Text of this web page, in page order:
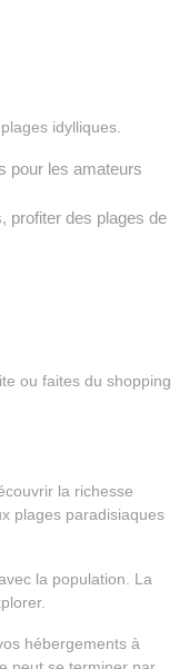
idylliques.
pour les amateurs
profiter des plages de
ou faites du shopping
la richesse
plages paradisiaques
la population. La
hébergements à